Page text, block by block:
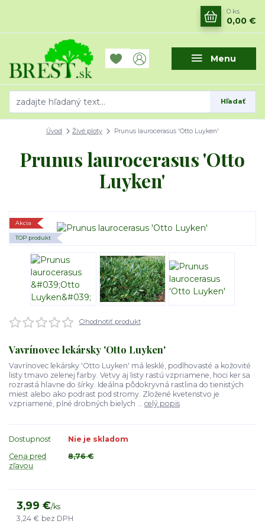
Menu
Hľadať
0 ks
0,00 €
Úvod Živé ploty Prunus laurocerasus 'Otto Luyken'
Prunus laurocerasus 'Otto
Luyken'
Akcia
TOP produkt
Ohodnotiť produkt
Vavrínovec lekársky 'Otto Luyken'
Vavrínovec lekársky 'Otto Luyken' má lesklé, podlhovasté a kožovité
listy tmavo zelenej farby. Vetvy aj listy rastú vzpriamene, hoci ker sa
rozrastá hlavne do šírky. Ideálna pôdokryvná rastlina do tienistých
miest alebo ako podrast pod stromy. Zložené kvetenstvo je
vzpriamené, plné drobných bielych ... celý popis
Dostupnosť
Nie je skladom
Cena pred
zľavou
8,76 €
3,99 €/ks
3,24 € bez DPH